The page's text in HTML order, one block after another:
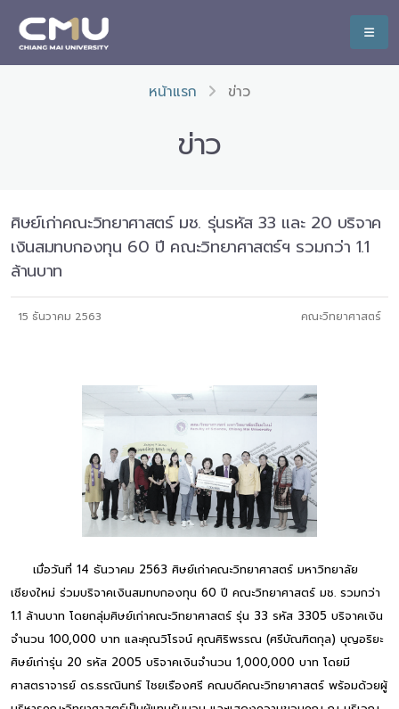
หน้าแรก ข่าว
ข่าว
ศิษย์เก่าคณะวิทยาศาสตร์ มช. รุ่นรหัส 33 และ 20 บริจาค
เงินสมทบกองทุน 60 ปี คณะวิทยาศาสตร์ฯ รวมกว่า 1.1
ล้านบาท
15 ธันวาคม 2563 คณะวิทยาศาสตร์
เมื่อวันที่ 14 ธันวาคม 2563 ศิษย์เก่าคณะวิทยาศาสตร์ มหาวิทยาลัย
เชียงใหม่ ร่วมบริจาคเงินสมทบกองทุน 60 ปี คณะวิทยาศาสตร์ มช. รวมกว่า
1.1 ล้านบาท โดยกลุ่มศิษย์เก่าคณะวิทยาศาสตร์ รุ่น 33 รหัส 3305 บริจาคเงิน
จำนวน 100,000 บาท และคุณวิโรจน์ คุณศิริพรรณ (ศรีบัณฑิตกุล) บุญอริยะ
ศิษย์เก่ารุ่น 20 รหัส 2005 บริจาคเงินจำนวน 1,000,000 บาท โดยมี
ศาสตราจารย์ ดร.ธรณินทร์ ไชยเรืองศรี คณบดีคณะวิทยาศาสตร์ พร้อมด้วยผู้